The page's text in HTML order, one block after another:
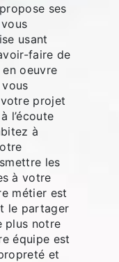
ses
usant
faire de
oeuvre
projet
l’écoute
à
les
à votre
métier est
le partager
plus notre
équipe est
et